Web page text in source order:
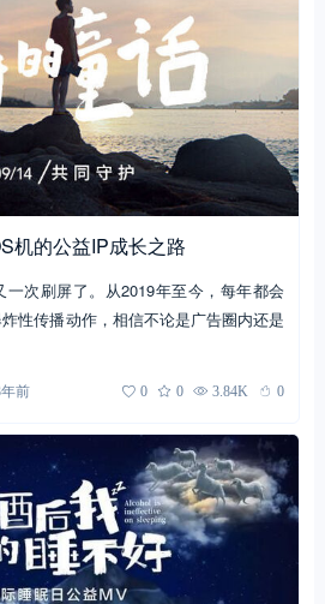
机的公益IP成长之路
次刷屏了。从2019年至今，每年都会
性传播动作，相信不论是广告圈内还是
前 0 0 3.84K 0